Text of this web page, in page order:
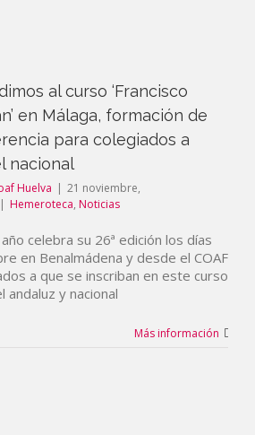
al curso ‘Francisco
en Málaga, formación de
para colegiados a
nacional
Huelva | 21 noviembre,
| Hemeroteca, Noticias
celebra su 26ª edición los días
en Benalmádena y desde el COAF
a que se inscriban en este curso
andaluz y nacional
Más información